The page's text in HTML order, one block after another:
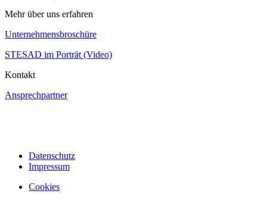
Mehr über uns erfahren
Unternehmensbroschüre
STESAD im Porträt (Video)
Kontakt
Ansprechpartner
Datenschutz
Impressum
Cookies